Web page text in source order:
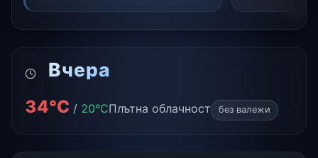
Вчера
34°C / 20°CПлътна облачност без валежи